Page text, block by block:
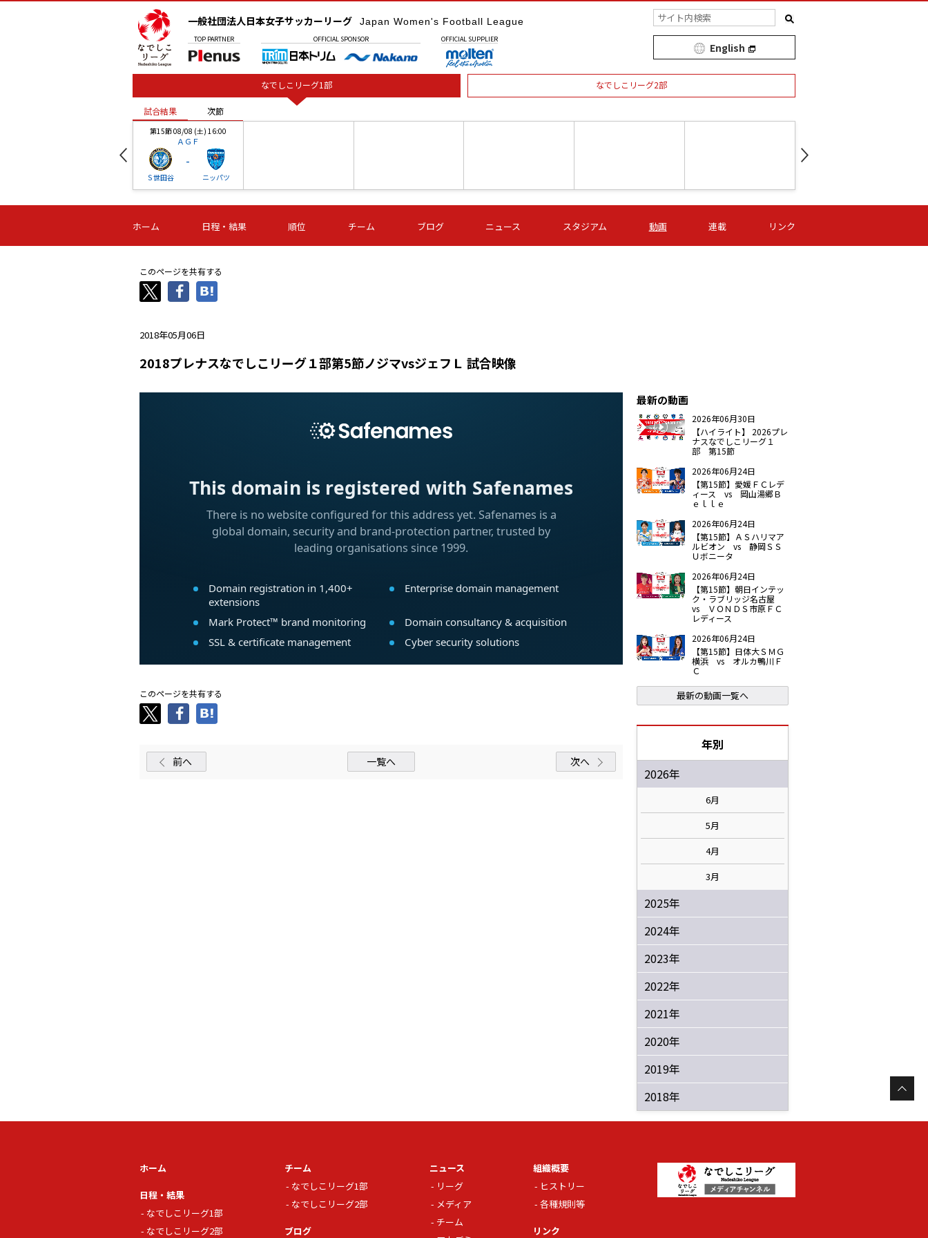
一般社団法人日本女子サッカーリーグ Japan Women's Football League
TOP PARTNER OFFICIAL SPONSOR OFFICIAL SUPPLIER
English
なでしこリーグ1部 なでしこリーグ2部
試合結果 次節
第15節 08/08 (土) 16:00
ＡＧＦ
Ｓ世田谷
-
ニッパツ
-
第16節 09/05 (土) 15:00
ニッパツ
ニッパツ
-
名古屋
第16節 09/05 (土) 15:00
石人の星
-
第16節 09/05 (土) 16:00
ＡＧＦ
-
いちご
-
第16節 09/06 (日) 15:00
-
第16節 09/06 (日) 15:00
- -
試合結果 次節
ホーム 日程・結果 順位 チーム ブログ ニュース スタジアム 動画 連載 リンク
このページを共有する
2018年05月06日
2018プレナスなでしこリーグ１部第5節ノジマvsジェフＬ 試合映像
このページを共有する
前へ 一覧へ 次へ
最新の動画
2026年06月30日
【ハイライト】 2026プレ
ナスなでしこリーグ１
部 第15節
2026年06月24日
【第15節】愛媛ＦＣレデ
ィース vs 岡山湯郷Ｂ
ｅｌｌｅ
2026年06月24日
【第15節】ＡＳハリマア
ルビオン vs 静岡ＳＳ
Ｕボニータ
2026年06月24日
【第15節】朝日インテッ
ク・ラブリッジ名古屋
vs ＶＯＮＤＳ市原ＦＣ
レディース
2026年06月24日
【第15節】日体大ＳＭＧ
横浜 vs オルカ鴨川Ｆ
Ｃ
最新の動画一覧へ
年別
2026年
6月
5月
4月
3月
2025年
2024年
2023年
2022年
2021年
2020年
2019年
2018年
ホーム
日程・結果
なでしこリーグ1部
なでしこリーグ2部
チーム
なでしこリーグ1部
なでしこリーグ2部
ブログ
ニュース
リーグ
メディア
チーム
組織概要
ヒストリー
各種規則等
リンク